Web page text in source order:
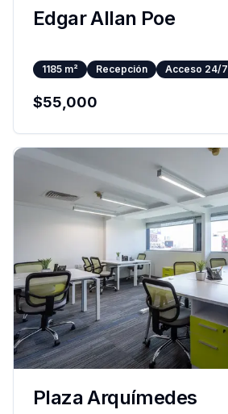
Edgar Allan Poe
1185 m² Recepción Acceso 24/7
$55,000
Plaza Arquímedes